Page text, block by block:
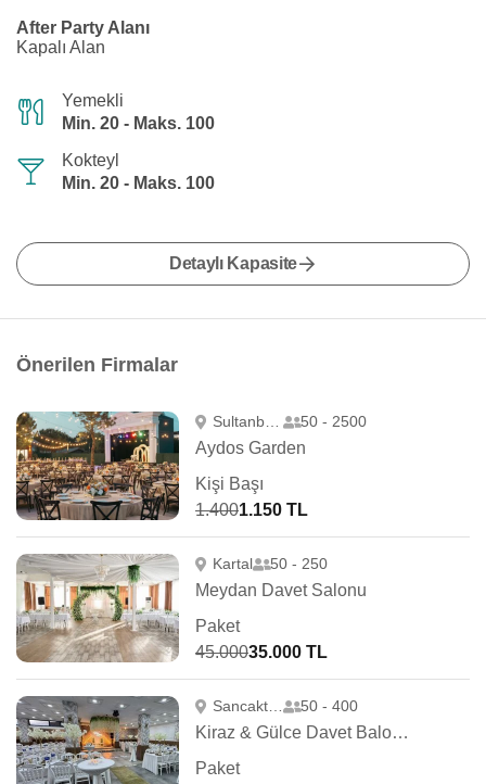
After Party Alanı
Kapalı Alan
Yemekli
Min. 20 - Maks. 100
Kokteyl
Min. 20 - Maks. 100
Detaylı Kapasite
Önerilen Firmalar
Sultanbeyli 50 - 2500
Aydos Garden
Kişi Başı
1.4001.150 TL
Kartal 50 - 250
Meydan Davet Salonu
Paket
45.00035.000 TL
Sancaktepe 50 - 400
Kiraz & Gülce Davet Balo Salonu
Paket